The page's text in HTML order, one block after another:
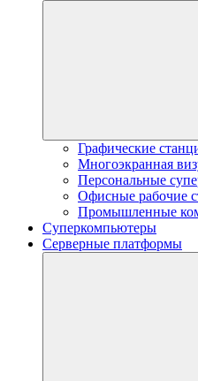
Графические
Многоэкранная
Персональные
Офисные рабочие
Промышленные
Суперкомпьютеры
Серверные платформы